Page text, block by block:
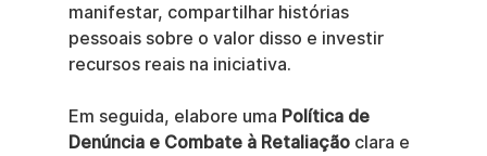
manifestar, compartilhar histórias
pessoais sobre o valor disso e investir
recursos reais na iniciativa.
Em seguida, elabore uma Política de
Denúncia e Combate à Retaliação clara e